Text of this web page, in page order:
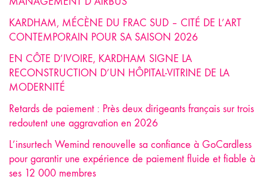
KARDHAM, MÉCÈNE DU FRAC SUD – CITÉ DE L’ART
CONTEMPORAIN POUR SA SAISON 2026
EN CÔTE D’IVOIRE, KARDHAM SIGNE LA
RECONSTRUCTION D’UN HÔPITAL-VITRINE DE LA
MODERNITÉ
Retards de paiement : Près deux dirigeants français sur trois
redoutent une aggravation en 2026
L’insurtech Wemind renouvelle sa confiance à GoCardless
pour garantir une expérience de paiement fluide et fiable à
ses 12 000 membres